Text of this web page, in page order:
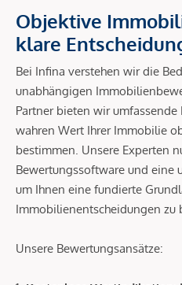
Objektive
klare
Bei Infina verstehen wir die
unabhängigen
Partner bieten wir
wahren Wert Ihrer Immobilie
bestimmen. Unsere Experten
Bewertungssoftware und eine
um Ihnen eine fundierte
Immobilienentscheidungen zu
Unsere Bewertungsansätze: